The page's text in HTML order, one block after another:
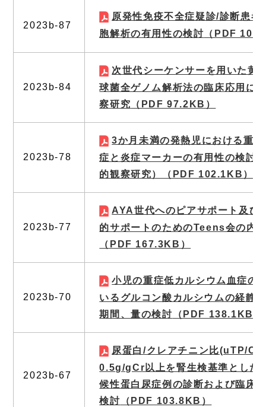
2023b-87
原発性免疫不全症疑診/診断患者
胞解析の有用性の検討 （PDF
2023b-84
次世代シーケンサーを用いた黄
球菌全ゲノム解析法の臨床応用に
察研究 （PDF 97.2KB）
2023b-78
3か月未満の発熱児における重
症と炎症マーカーの有用性の検討
的観察研究）
（PDF 102.1KB）
2023b-77
AYA世代へのピアサポート及び
的サポートのためのTeens会の内
（PDF 167.3KB）
2023b-70
小児の重症低カルシウム血症の
いるグルコン酸カルシウムの経静
期間、量の検討 （PDF 138.1KB）
2023b-67
尿蛋白/クレアチニン比(uTP/Cr)
0.5g/gCr以上を腎生検基準とした
候性蛋白尿症例の診断および臨床
検討 （PDF 103.8KB）